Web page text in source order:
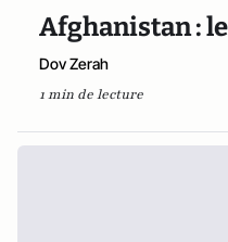
Afghanistan :
Dov Zerah
1 min de lecture